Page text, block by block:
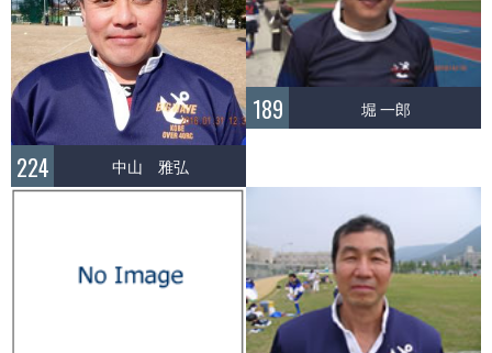
224 中山 雅弘
189 堀 一郎